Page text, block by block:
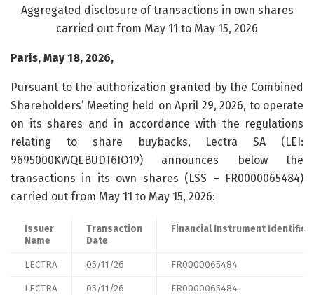
Aggregated disclosure of transactions in own shares
carried out from May 11 to May 15, 2026
Paris, May 18, 2026,
Pursuant to the authorization granted by the Combined
Shareholders’ Meeting held on April 29, 2026, to operate
on its shares and in accordance with the regulations
relating to share buybacks, Lectra SA (LEI:
9695000KWQEBUDT6IO19) announces below the
transactions in its own shares (LSS – FR0000065484)
carried out from May 11 to May 15, 2026:
Issuer
Name
Transaction
Date
Financial Instrument Identifier
LECTRA 05/11/26
FR0000065484
LECTRA
05/11/26
FR0000065484